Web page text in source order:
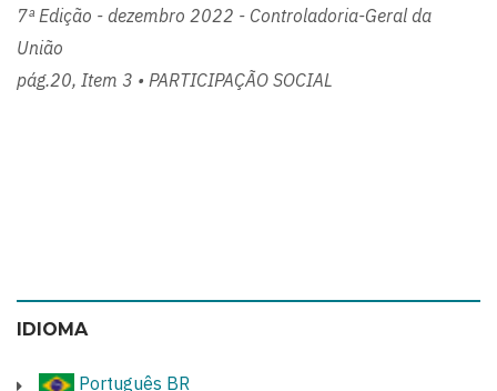
7ª Edição - dezembro 2022 - Controladoria-Geral da
União
pág.20, Item 3 • PARTICIPAÇÃO SOCIAL
IDIOMA
Português BR